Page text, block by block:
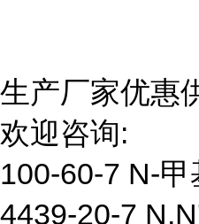
生产厂家优惠
欢迎咨询:
100-60-7 N-
4439-20-7